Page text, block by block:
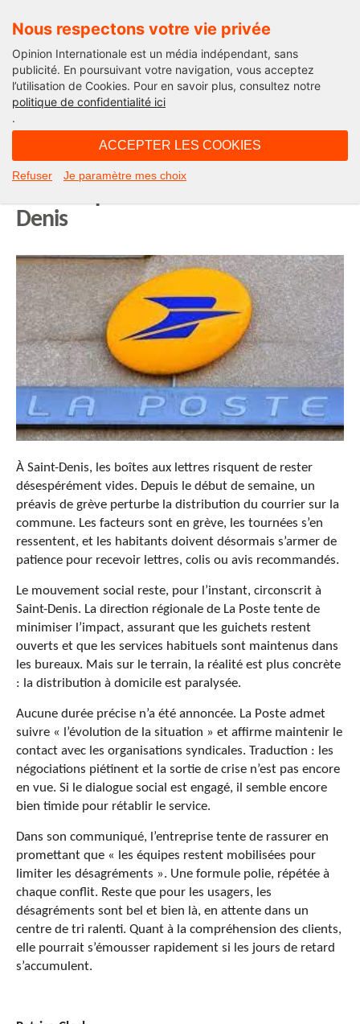
Nous respectons votre vie privée
Opinion Internationale est un média indépendant, sans
publicité. En poursuivant votre navigation, vous acceptez
l’utilisation de Cookies. Pour en savoir plus, consultez notre
politique de confidentialité ici
.
ACCEPTER LES COOKIES
Refuser Je paramètre mes choix
Opinion Outre-Mer
La Réunion : grève à La Poste, le
Denis
À Saint-Denis, les boîtes aux lettres risquent de rester
désespérément vides. Depuis le début de semaine, un
préavis de grève perturbe la distribution du courrier sur la
commune. Les facteurs sont en grève, les tournées s’en
ressentent, et les habitants doivent désormais s’armer de
patience pour recevoir lettres, colis ou avis recommandés.
Le mouvement social reste, pour l’instant, circonscrit à
Saint-Denis. La direction régionale de La Poste tente de
minimiser l’impact, assurant que les guichets restent
ouverts et que les services habituels sont maintenus dans
les bureaux. Mais sur le terrain, la réalité est plus concrète
: la distribution à domicile est paralysée.
Aucune durée précise n’a été annoncée. La Poste admet
suivre « l’évolution de la situation » et affirme maintenir le
contact avec les organisations syndicales. Traduction : les
négociations piétinent et la sortie de crise n’est pas encore
en vue. Si le dialogue social est engagé, il semble encore
bien timide pour rétablir le service.
Dans son communiqué, l’entreprise tente de rassurer en
promettant que « les équipes restent mobilisées pour
limiter les désagréments ». Une formule polie, répétée à
chaque conflit. Reste que pour les usagers, les
désagréments sont bel et bien là, en attente dans un
centre de tri ralenti. Quant à la compréhension des clients,
elle pourrait s’émousser rapidement si les jours de retard
s’accumulent.